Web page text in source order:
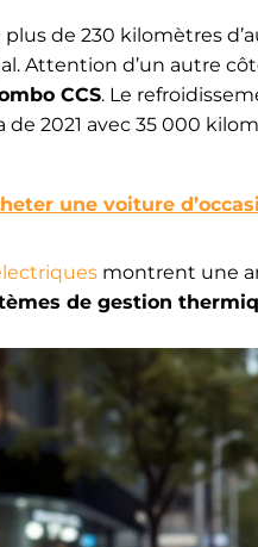
plus de 230 kilomètres
Attention d’un autre
CCS. Le
de 2021 avec 35 000
une voiture
montrent une
de gestion